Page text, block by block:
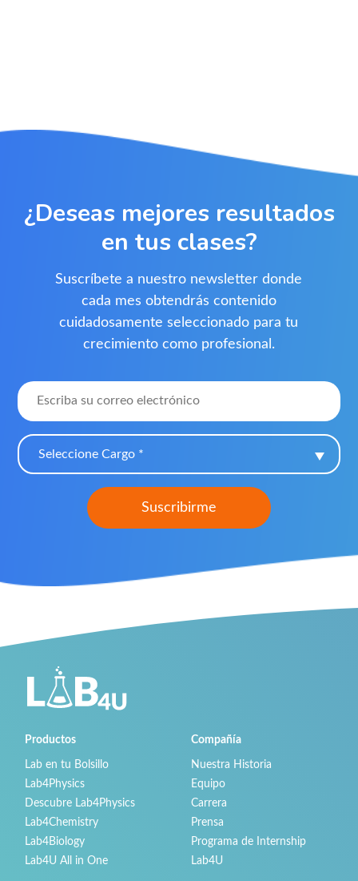
¿Deseas mejores resultados
en tus clases?
Suscríbete a nuestro newsletter donde
cada mes obtendrás contenido
cuidadosamente seleccionado para tu
crecimiento como profesional.
Seleccione Cargo *
Productos
Lab en tu Bolsillo
Lab4Physics
Descubre Lab4Physics
Lab4Chemistry
Lab4Biology
Lab4U All in One
Compañía
Nuestra Historia
Equipo
Carrera
Prensa
Programa de Internship
Lab4U